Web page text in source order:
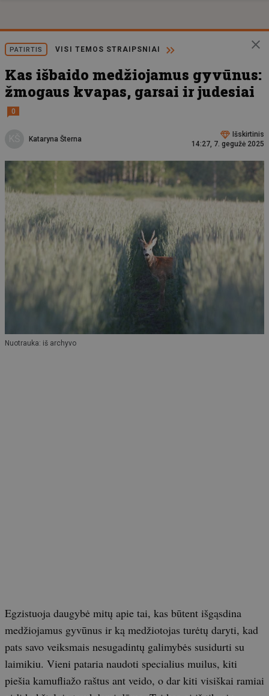
PATIRTIS VISI TEMOS STRAIPSNIAI
Kas išbaido medžiojamus gyvūnus:
žmogaus kvapas, garsai ir judesiai
0
Kataryna Šterna
Išskirtinis
14:27, 7. gegužė 2025
Nuotrauka: iš archyvo
Egzistuoja daugybė mitų apie tai, kas būtent išgąsdina
medžiojamus gyvūnus ir ką medžiotojas turėtų daryti, kad
pats savo veiksmais nesugadintų galimybės susidurti su
laimikiu. Vieni pataria naudoti specialius muilus, kiti
piešia kamufliažo raštus ant veido, o dar kiti visiškai ramiai